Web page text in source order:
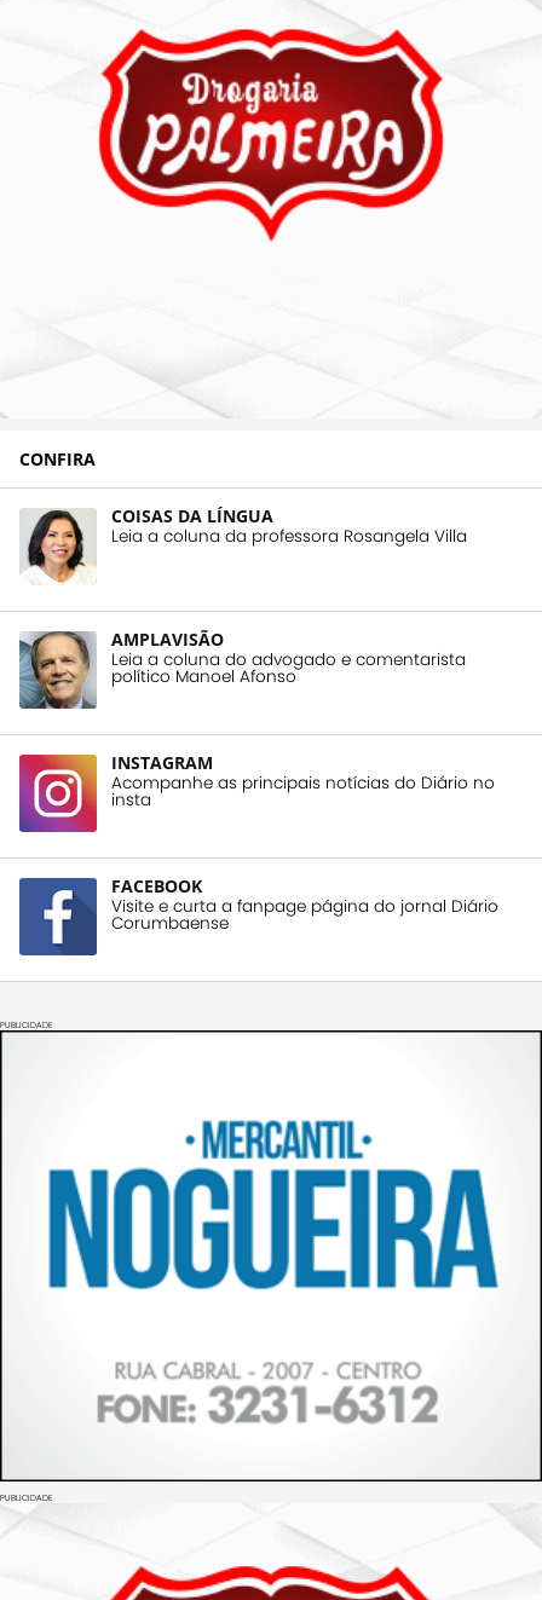
CONFIRA
COISAS DA LÍNGUA
Leia a coluna da professora Rosangela Villa
AMPLAVISÃO
Leia a coluna do advogado e comentarista
político Manoel Afonso
INSTAGRAM
Acompanhe as principais notícias do Diário no
insta
FACEBOOK
Visite e curta a fanpage página do jornal Diário
Corumbaense
PUBLICIDADE
PUBLICIDADE